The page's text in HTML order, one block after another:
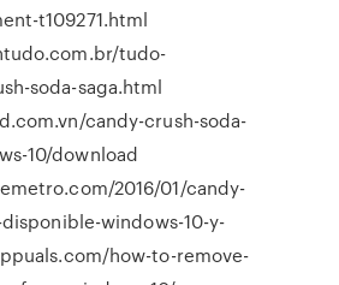
t109271.html
tudo-
soda-saga.html
candy-crush-soda-
10/download
2016/01/candy-
windows-10-y-
how-to-remove-